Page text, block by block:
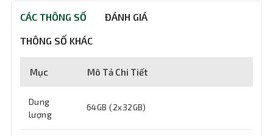
CÁC THÔNG SỐ ĐÁNH GIÁ
THÔNG SỐ KHÁC
Mục Mô Tả Chi Tiết
Dung
lượng
64GB (2x32GB)